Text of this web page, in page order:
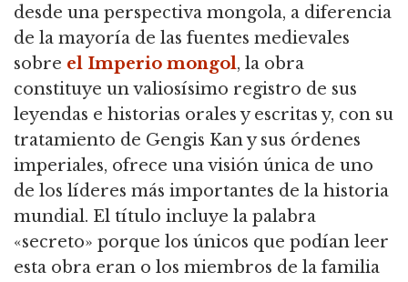
desde una perspectiva mongola, a diferencia
de la mayoría de las fuentes medievales
sobre el Imperio mongol, la obra
constituye un valiosísimo registro de sus
leyendas e historias orales y escritas y, con su
tratamiento de Gengis Kan y sus órdenes
imperiales, ofrece una visión única de uno
de los líderes más importantes de la historia
mundial. El título incluye la palabra
«secreto» porque los únicos que podían leer
esta obra eran o los miembros de la familia